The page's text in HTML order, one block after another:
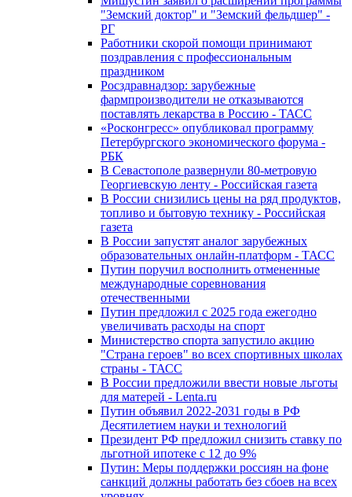
"Земский доктор" и "Земский фельдшер" -
РГ
Работники скорой помощи принимают
поздравления с профессиональным
праздником
Росздравнадзор: зарубежные
фармпроизводители не отказываются
поставлять лекарства в Россию - ТАСС
«Росконгресс» опубликовал программу
Петербургского экономического форума -
РБК
В Севастополе развернули 80-метровую
Георгиевскую ленту - Российская газета
В России снизились цены на ряд продуктов,
топливо и бытовую технику - Российская
газета
В России запустят аналог зарубежных
образовательных онлайн-платформ - ТАСС
Путин поручил восполнить отмененные
международные соревнования
отечественными
Путин предложил с 2025 года ежегодно
увеличивать расходы на спорт
Министерство спорта запустило акцию
"Страна героев" во всех спортивных школах
страны - ТАСС
В России предложили ввести новые льготы
для матерей - Lenta.ru
Путин объявил 2022-2031 годы в РФ
Десятилетием науки и технологий
Президент РФ предложил снизить ставку по
льготной ипотеке с 12 до 9%
Путин: Меры поддержки россиян на фоне
санкций должны работать без сбоев на всех